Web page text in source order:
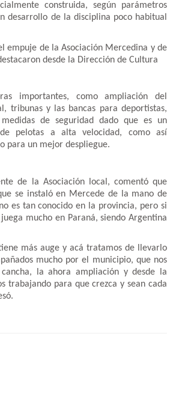
construida, según parámetros
desarrollo de la disciplina poco habitual
empuje de la Asociación Mercedina y de
desde la Dirección de Cultura
importantes, como ampliación del
tribunas y las bancas para deportistas,
de seguridad dado que es un
pelotas a alta velocidad, como así
para un mejor despliegue.
de la Asociación local, comentó que
se instaló en Mercede de la mano de
es tan conocido en la provincia, pero si
mucho en Paraná, siendo Argentina
más auge y acá tratamos de llevarlo
mucho por el municipio, que nos
la ahora ampliación y desde la
trabajando para que crezca y sean cada